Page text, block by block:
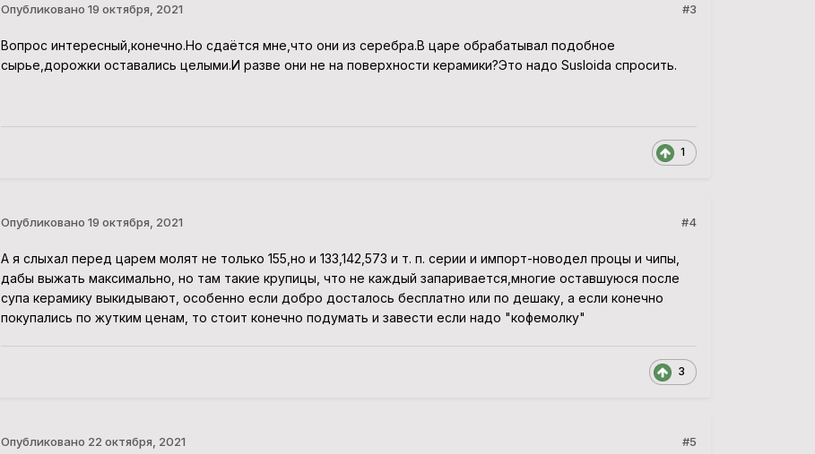
#3
Опубликовано 19 октября, 2021
Вопрос интересный,конечно.Но сдаётся мне,что они из серебра.В царе обрабатывал подобное
сырье,дорожки оставались целыми.И разве они не на поверхности керамики?Это надо Susloidа спросить.
1
#4
Опубликовано 19 октября, 2021
А я слыхал перед царем молят не только 155,но и 133,142,573 и т. п. серии и импорт-новодел процы и чипы,
дабы выжать максимально, но там такие крупицы, что не каждый запаривается,многие оставшуюся после
супа керамику выкидывают, особенно если добро досталось бесплатно или по дешаку, а если конечно
покупались по жутким ценам, то стоит конечно подумать и завести если надо "кофемолку"
3
#5
Опубликовано 22 октября, 2021